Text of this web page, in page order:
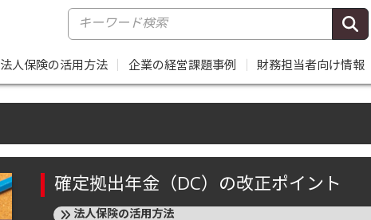
法人保険の活用方法 企業の経営課題事例 財務担当者向け情報
確定拠出年金（DC）の改正ポイント
法人保険の活用方法